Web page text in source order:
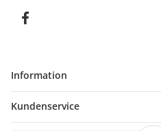
Information
Kundenservice